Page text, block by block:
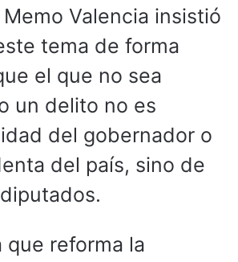
Valencia insistió
tema de forma
el que no sea
un delito no es
del gobernador o
del país, sino de
que reforma la